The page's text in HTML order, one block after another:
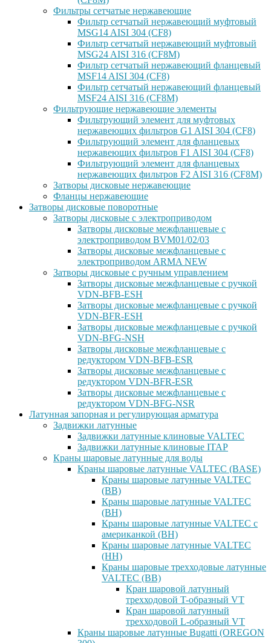
Фильтры сетчатые нержавеющие
Фильтр сетчатый нержавеющий муфтовый
MSG14 AISI 304 (CF8)
Фильтр сетчатый нержавеющий муфтовый
MSG24 AISI 316 (CF8M)
Фильтр сетчатый нержавеющий фланцевый
MSF14 AISI 304 (CF8)
Фильтр сетчатый нержавеющий фланцевый
MSF24 AISI 316 (CF8M)
Фильтрующие нержавеющие элементы
Фильтрующий элемент для муфтовых
нержавеющих фильтров G1 AISI 304 (CF8)
Фильтрующий элемент для фланцевых
нержавеющих фильтров F1 AISI 304 (CF8)
Фильтрующий элемент для фланцевых
нержавеющих фильтров F2 AISI 316 (CF8M)
Затворы дисковые нержавеющие
Фланцы нержавеющие
Затворы дисковые поворотные
Затворы дисковые с электроприводом
Затворы дисковые межфланцевые с
электроприводом BVM01/02/03
Затворы дисковые межфланцевые с
электроприводом ARMA NEW
Затворы дисковые с ручным управлением
Затворы дисковые межфланцевые с ручкой
VDN-BFB-ESH
Затворы дисковые межфланцевые с ручкой
VDN-BFR-ESH
Затворы дисковые межфланцевые с ручкой
VDN-BFG-NSH
Затворы дисковые межфланцевые с
редуктором VDN-BFB-ESR
Затворы дисковые межфланцевые с
редуктором VDN-BFR-ESR
Затворы дисковые межфланцевые с
редуктором VDN-BFG-NSR
Латунная запорная и регулирующая арматура
Задвижки латунные
Задвижки латунные клиновые VALTEC
Задвижки латунные клиновые ITAP
Краны шаровые латунные для воды
Краны шаровые латунные VALTEC (BASE)
Краны шаровые латунные VALTEC
(ВВ)
Краны шаровые латунные VALTEC
(ВН)
Краны шаровые латунные VALTEC с
американкой (ВН)
Краны шаровые латунные VALTEC
(НН)
Краны шаровые трехходовые латунные
VALTEC (ВВ)
Кран шаровой латунный
трехходовой T-образный VT
Кран шаровой латунный
трехходовой L-образный VT
Краны шаровые латунные Bugatti (OREGON